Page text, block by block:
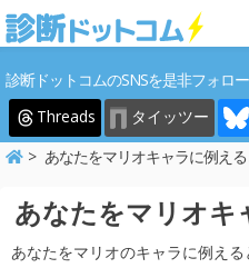
診断ドットコムのSNSを是非フォロ
Threads
タイッツー
あなたをマリオキャラに例える
あなたをマリオキ
あなたをマリオのキャラに例え